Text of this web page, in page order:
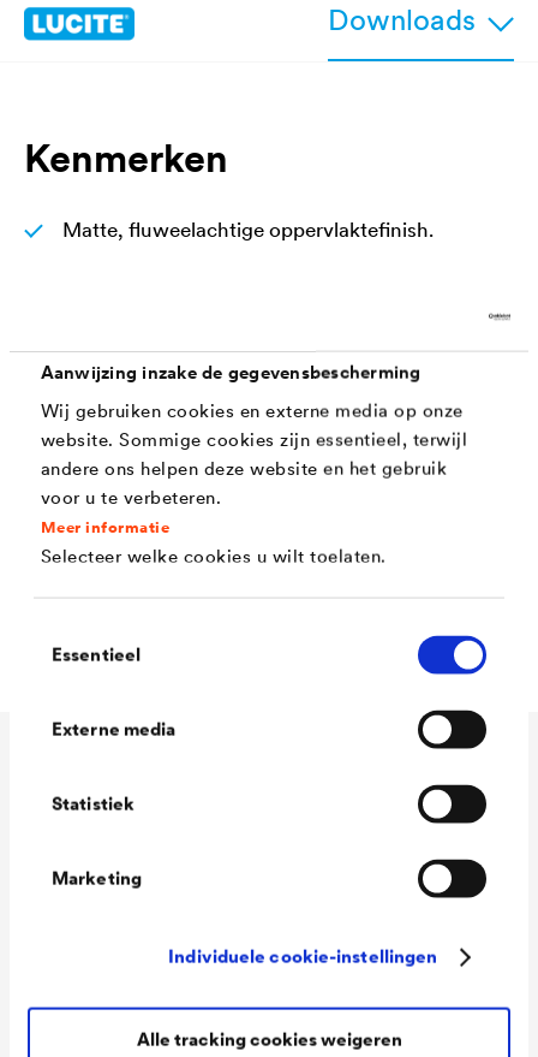
Aanwijzing inzake de gegevensbescherming
Wij gebruiken cookies en externe media op onze
website. Sommige cookies zijn essentieel, terwijl
andere ons helpen deze website en het gebruik
voor u te verbeteren.
Meer informatie
Selecteer welke cookies u wilt toelaten.
Essentieel
Externe media
Statistiek
Marketing
Individuele cookie-instellingen
Alle tracking cookies weigeren
Downloads
Kenmerken
Matte, fluweelachtige oppervlaktefinish.
Hard en blokvast oppervlak dankzij een hoog
polyurethaangehalte
Geschikt voor speelgoed volgens DIN EN 71, deel
Ideaal voor meubels, ramen en deuren
Technische gegevens
Consumption
Packaging Sizes
Ready
1,0 L / 2,5 L
Packaging Sizes
1,0 L / 2,5 L